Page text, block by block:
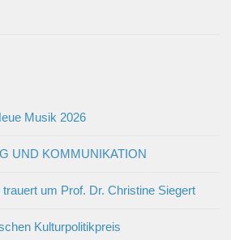
Musik 2026
UND KOMMUNIKATION
um Prof. Dr. Christine Siegert
Kulturpolitikpreis